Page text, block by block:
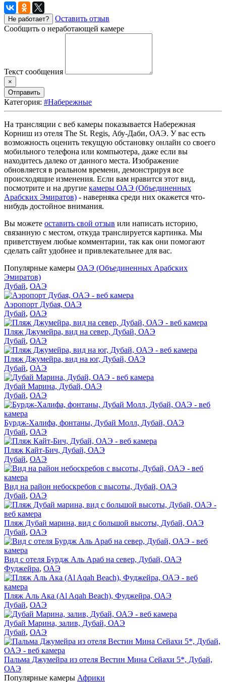
Не работает?
Оставить отзыв
Сообщить о неработающей камере
Текст сообщения
×
Отправить
Категория: #Набережные
На трансляции с веб камеры показывается Набережная
Корниш из отеля The St. Regis, Абу-Даби, ОАЭ. У вас есть
возможность оценить текущую обстановку онлайн со своего
мобильного телефона или компьютера, даже если вы
находитесь далеко от данного места. Изображение
обновляется в реальном времени, демонстрируя все
происходящие изменения. Если вам нравится этот вид,
посмотрите и на другие камеры ОАЭ (Объединенных
Арабских Эмиратов) - наверняка среди них окажется что-
нибудь достойное внимания.
Вы можете оставить свой отзыв или написать историю,
связанную с местом, откуда транслируется картинка. Мы
приветствуем любые комментарии, так как они помогают
сделать сайт удобнее и привлекательнее для вас.
Популярные камеры ОАЭ (Объединенных Арабских
Эмиратов)
Дубай, ОАЭ
Аэропорт Дубая, ОАЭ
Дубай, ОАЭ
Пляж Джумейра, вид на север, Дубай, ОАЭ
Дубай, ОАЭ
Пляж Джумейра, вид на юг, Дубай, ОАЭ
Дубай, ОАЭ
Дубай Марина, Дубай, ОАЭ
Дубай, ОАЭ
Бурдж-Халифа, фонтаны, Дубай Молл, Дубай, ОАЭ
Дубай, ОАЭ
Пляж Кайт-Бич, Дубай, ОАЭ
Дубай, ОАЭ
Вид на район небоскребов с высоты, Дубай, ОАЭ
Дубай, ОАЭ
Пляж Дубай марина, вид с большой высоты, Дубай, ОАЭ
Дубай, ОАЭ
Вид с отеля Бурдж Аль Араб на север, Дубай, ОАЭ
Фуджейра, ОАЭ
Пляж Аль Ака (Al Aqah Beach), Фуджейра, ОАЭ
Дубай, ОАЭ
Дубай Марина, залив, Дубай, ОАЭ
Дубай, ОАЭ
Пальма Джумейра из отеля Вестин Мина Сейахи 5*, Дубай,
ОАЭ
Популярные камеры Африки